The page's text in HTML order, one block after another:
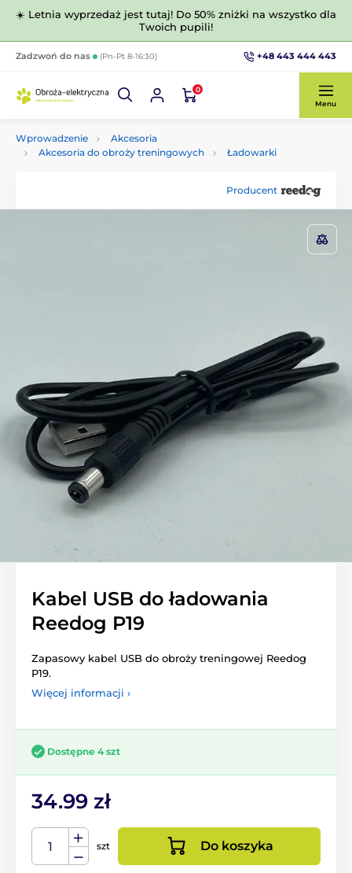
☀️ Letnia wyprzedaż jest tutaj! Do 50% zniżki na wszystko dla
Twoich pupili!
Zadzwoń do nas (Pn-Pt 8-16:30) +48 443 444 443
0
Menu
Wprowadzenie
Akcesoria
Akcesoria do obroży treningowych
Ładowarki
Producent
Kabel USB do ładowania
Reedog P19
Zapasowy kabel USB do obroży treningowej Reedog
P19.
Więcej informacji ›
Dostępne 4 szt
34.99 zł
szt Do koszyka